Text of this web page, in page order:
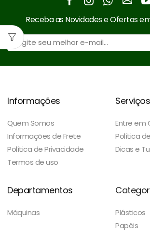
Facebook
Instagram
Receba as Novidades e Ofertas
Informações
Quem Somos
Informações de Frete
Política de Privacidade
Termos de uso
Entre em
Política
Dicas e
Departamentos
Máquinas
Plásticos
Papéis